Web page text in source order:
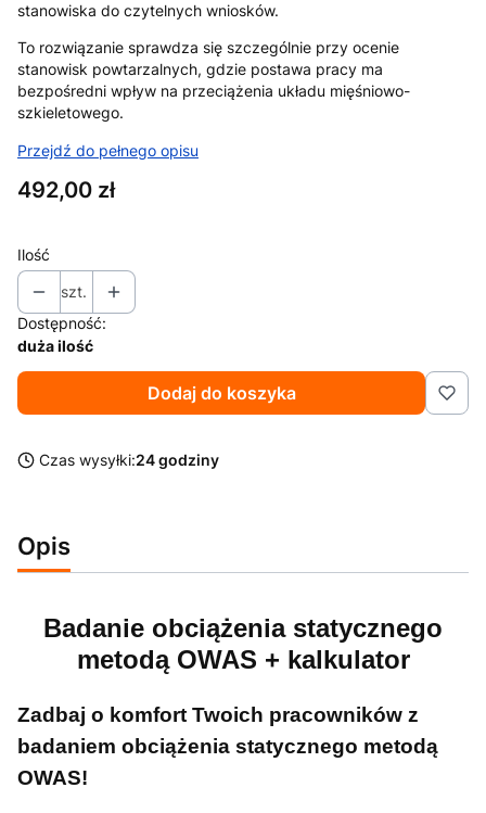
stanowiska do czytelnych wniosków.
To rozwiązanie sprawdza się szczególnie przy ocenie
stanowisk powtarzalnych, gdzie postawa pracy ma
bezpośredni wpływ na przeciążenia układu mięśniowo-
szkieletowego.
Przejdź do pełnego opisu
Cena
492,00 zł
Ilość
szt.
Dostępność:
duża ilość
Dodaj do koszyka
Czas wysyłki:24 godziny
Opis
Badanie obciążenia statycznego
metodą OWAS + kalkulator
Zadbaj o komfort Twoich pracowników z
badaniem obciążenia statycznego metodą
OWAS!